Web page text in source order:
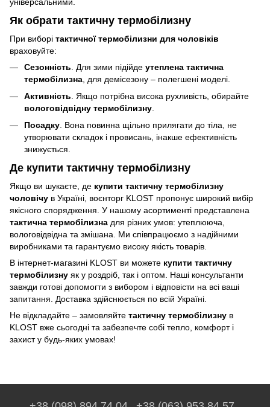
Як обрати тактичну термобілизну
При виборі тактичної термобілизни для чоловіків
враховуйте:
Сезонність . Для зими підійде утеплена тактична
термобілизна , для демісезону – полегшені моделі.
Активність . Якщо потрібна висока рухливість, обирайте
вологовідвідну термобілизну
Посадку. Вона повинна щільно прилягати до тіла, не
утворювати складок і провисань, інакше ефективність
знижується.
Де купити тактичну термобілизну
Якщо ви шукаєте, де купити тактичну термобілизну
чоловічу в Україні, воєнторг KLOST пропонує широкий вибір
якісного спорядження. У нашому асортименті представлена
тактична термобілизна для різних умов: утеплююча,
вологовідвідна та змішана. Ми співпрацюємо з надійними
виробниками та гарантуємо високу якість товарів.
В інтернет-магазині KLOST ви можете купити тактичну
термобілизну як у роздріб, так і оптом. Наші консультанти
завжди готові допомогти з вибором і відповісти на всі ваші
запитання. Доставка здійснюється по всій Україні.
Не відкладайте – замовляйте тактичну термобілизну в
KLOST вже сьогодні та забезпечте собі тепло, комфорт і
захист у будь-яких умовах!